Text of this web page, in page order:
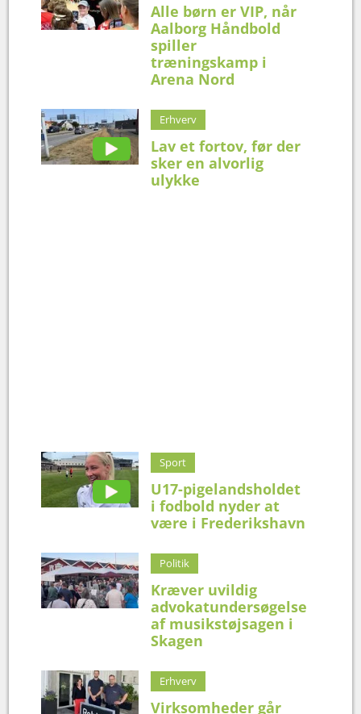
Alle børn er VIP, når
Aalborg Håndbold
spiller
træningskamp i
Arena Nord
Erhverv
Lav et fortov, før der
sker en alvorlig
ulykke
Sport
U17-pigelandsholdet
i fodbold nyder at
være i Frederikshavn
Politik
Kræver uvildig
advokatundersøgelse
af musikstøjsagen i
Skagen
Erhverv
Virksomheder går